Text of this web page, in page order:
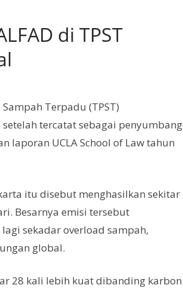
di TPST
Terpadu (TPST)
tercatat sebagai penyumbang
laporan UCLA School of Law tahun
itu disebut menghasilkan sekitar
Besarnya emisi tersebut
sekadar overload sampah,
global.
28 kali lebih kuat dibanding karbon